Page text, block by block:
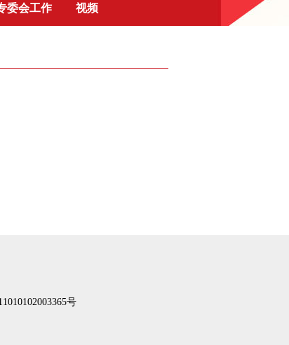
委会工作 视频
号